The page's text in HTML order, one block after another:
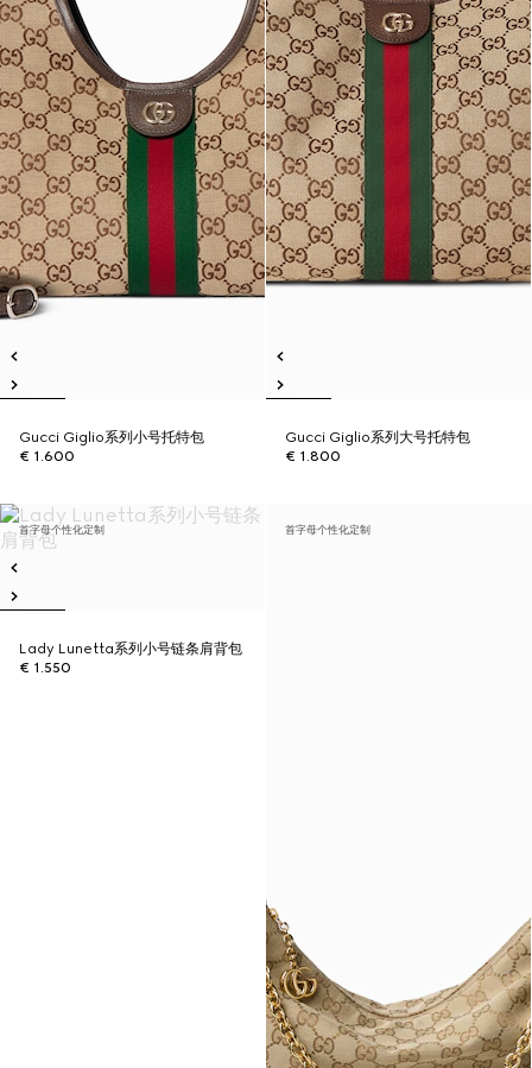
Gucci Giglio系列小号托特包
€ 1.600
Gucci Giglio系列大号托特包
€ 1.800
首字母个性化定制
Lady Lunetta系列小号链条肩背包
€ 1.550
首字母个性化定制